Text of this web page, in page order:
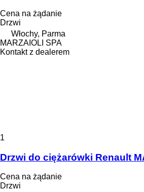
Cena na żądanie
Drzwi
Włochy, Parma
MARZAIOLI SPA
Kontakt z dealerem
1
Drzwi do ciężarówki Renault
Cena na żądanie
Drzwi